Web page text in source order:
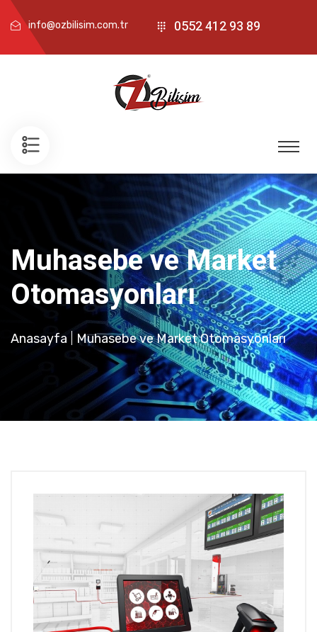
info@ozbilisim.com.tr 0552 412 93 89
Muhasebe ve Market
Otomasyonları
Anasayfa Muhasebe ve Market Otomasyonları